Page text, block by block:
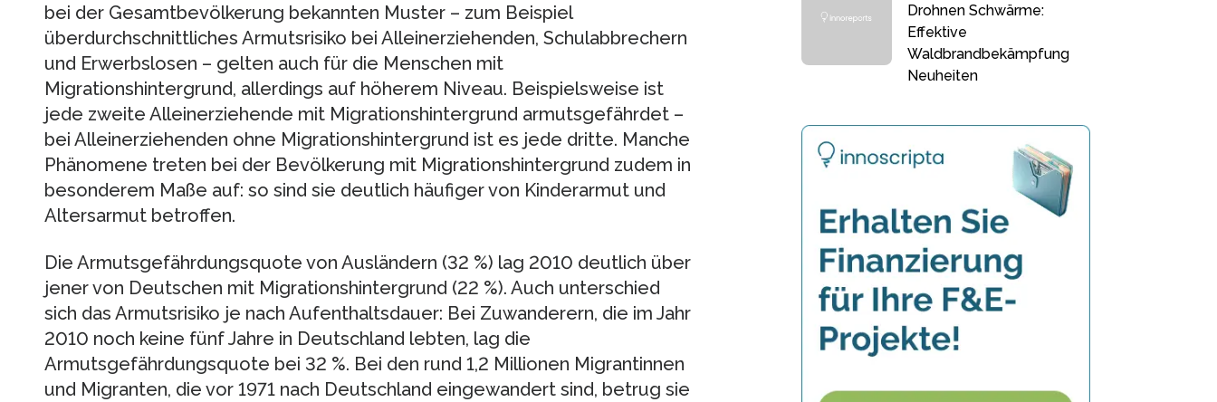
bei der Gesamtbevölkerung bekannten Muster – zum Beispiel
überdurchschnittliches Armutsrisiko bei Alleinerziehenden, Schulabbrechern
und Erwerbslosen – gelten auch für die Menschen mit
Migrationshintergrund, allerdings auf höherem Niveau. Beispielsweise ist
jede zweite Alleinerziehende mit Migrationshintergrund armutsgefährdet –
bei Alleinerziehenden ohne Migrationshintergrund ist es jede dritte. Manche
Phänomene treten bei der Bevölkerung mit Migrationshintergrund zudem in
besonderem Maße auf: so sind sie deutlich häufiger von Kinderarmut und
Altersarmut betroffen.
Die Armutsgefährdungsquote von Ausländern (32 %) lag 2010 deutlich über
jener von Deutschen mit Migrationshintergrund (22 %). Auch unterschied
sich das Armutsrisiko je nach Aufenthaltsdauer: Bei Zuwanderern, die im Jahr
2010 noch keine fünf Jahre in Deutschland lebten, lag die
Armutsgefährdungsquote bei 32 %. Bei den rund 1,2 Millionen Migrantinnen
und Migranten, die vor 1971 nach Deutschland eingewandert sind, betrug sie
Drohnen Schwärme:
Effektive
Waldbrandbekämpfung
Neuheiten